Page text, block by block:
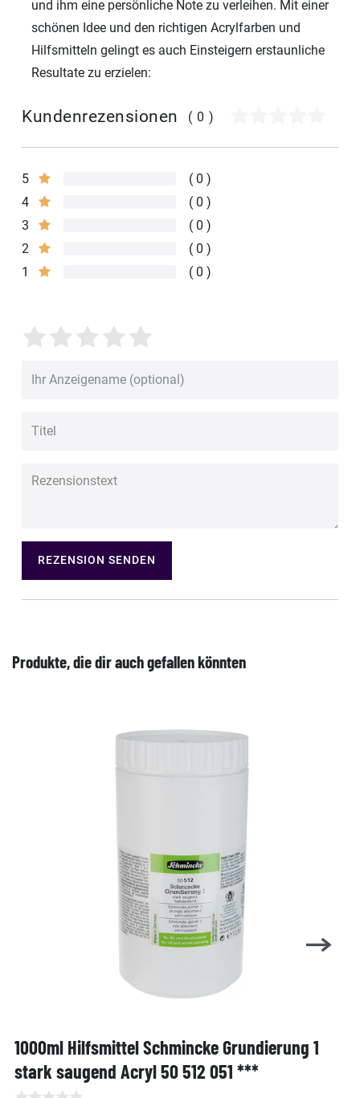
und ihm eine persönliche Note zu verleihen. Mit einer
schönen Idee und den richtigen Acrylfarben und
Hilfsmitteln gelingt es auch Einsteigern erstaunliche
Resultate zu erzielen:
Kundenrezensionen (0)
5
0
4
0
3
0
2
0
1
0
REZENSION SENDEN
Produkte, die dir auch gefallen könnten
1000ml Hilfsmittel Schmincke Grundierung 1
stark saugend Acryl 50 512 051 ***